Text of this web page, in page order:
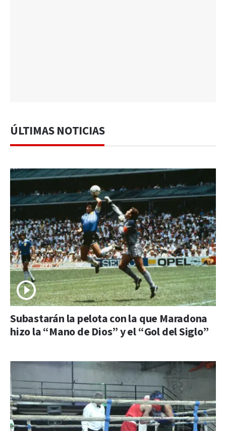
ÚLTIMAS NOTICIAS
Subastarán la pelota con la que Maradona
hizo la “Mano de Dios” y el “Gol del Siglo”